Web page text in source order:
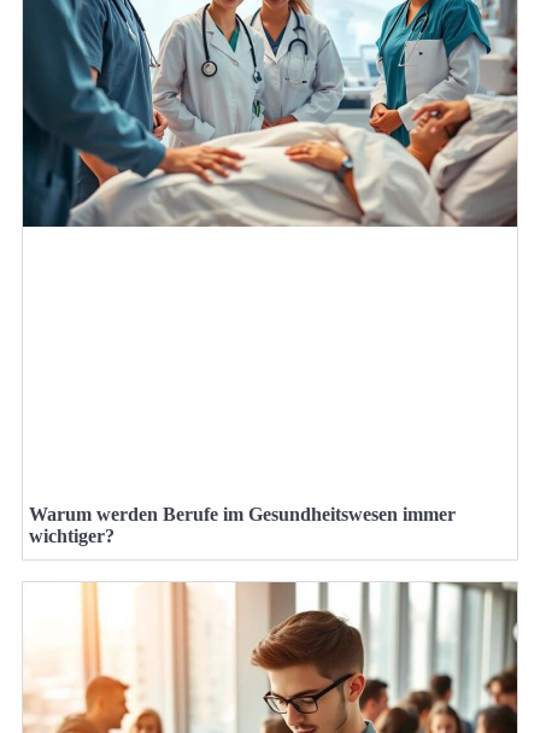
Warum werden Berufe im Gesundheitswesen immer
wichtiger?